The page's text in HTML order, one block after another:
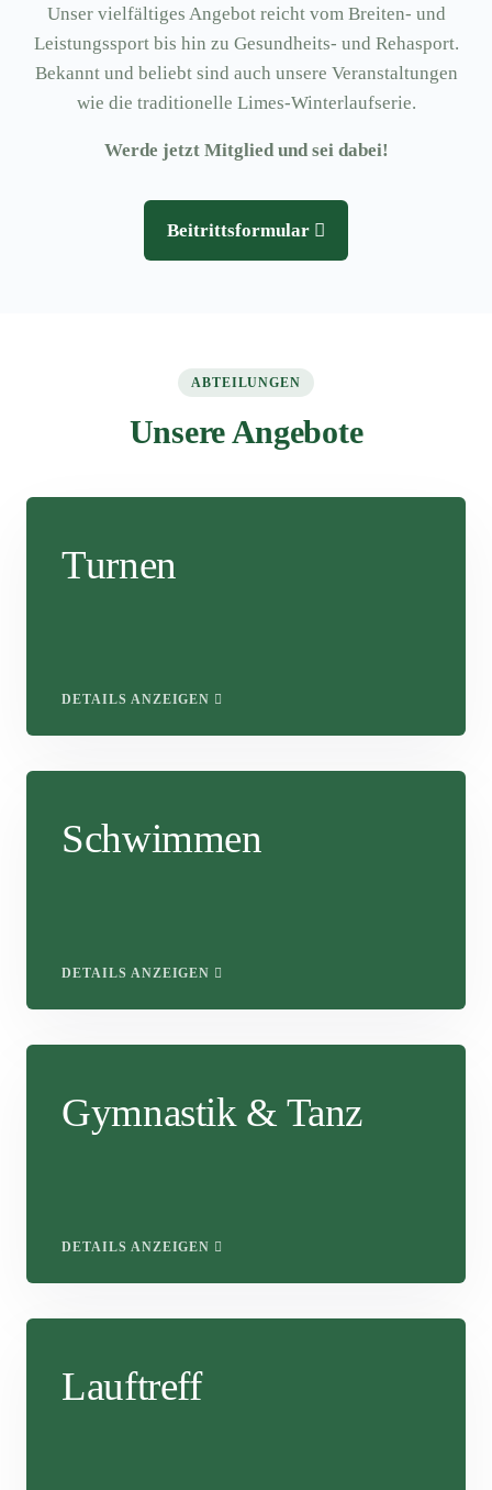
Unser vielfältiges Angebot reicht vom Breiten- und
Leistungssport bis hin zu Gesundheits- und Rehasport.
Bekannt und beliebt sind auch unsere Veranstaltungen
wie die traditionelle Limes-Winterlaufserie.
Werde jetzt Mitglied und sei dabei!
Beitrittsformular
ABTEILUNGEN
Unsere Angebote
Turnen
DETAILS ANZEIGEN
Schwimmen
DETAILS ANZEIGEN
Gymnastik & Tanz
DETAILS ANZEIGEN
Lauftreff